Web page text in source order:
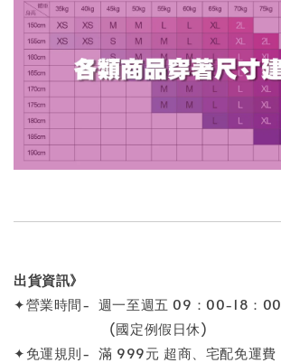
出貨資訊》
✦營業時間- 週一至週五 09：00-18：00
(國定例假日休)
✦免運規則- 滿 999元 超商、宅配免運費